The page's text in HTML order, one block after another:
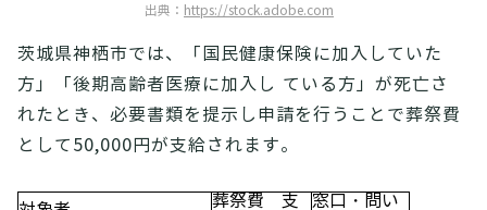
出典： https://stock.adobe.com
茨城県神栖市では、「国民健康保険に加入していた
方」「後期高齢者医療に加入し ている方」が死亡さ
れたとき、必要書類を提示し申請を行うことで葬祭費
として50,000円が支給されます。
葬祭費 支
窓口・問い